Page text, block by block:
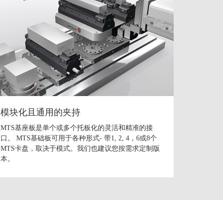
模块化且通用的夹持
MTS基座板是单个或多个托板化的灵活和精准的接
口。 MTS基础板可用于各种形式- 带1, 2, 4，6或8个
MTS卡盘，取决于模式。我们也建议您按需求定制版
本。